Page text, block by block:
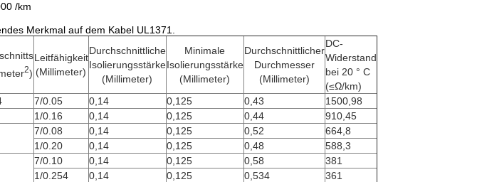
/km
Merkmal auf dem Kabel UL1371.
2)
Leitfähigkeit
(Millimeter)
Durchschnittliche
Isolierungsstärke
(Millimeter)
Minimale
Isolierungsstärke
(Millimeter)
Durchschnittlicher
Durchmesser
(Millimeter)
DC-
Widerstand
bei 20 ° C
(≤Ω/km)
7/0.05 0,14 0,125 0,43
1500,98
1/0.16 0,14 0,125 0,44
910,45
7/0.08 0,14 0,125 0,52
664,8
1/0.20
0,14 0,125 0,48
588,3
7/0.10 0,14 0,125 0,58
381
1/0.254
0,14 0,125 0,534
361